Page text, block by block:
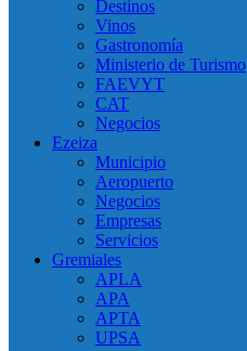
Destinos
Vinos
Gastronomía
Ministerio de Turismo
FAEVYT
CAT
Negocios
Ezeiza
Municipio
Aeropuerto
Negocios
Empresas
Servicios
Gremiales
APLA
APA
APTA
UPSA